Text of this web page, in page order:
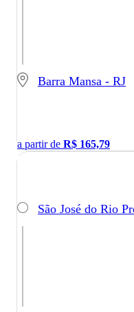
Barra Mansa - RJ
a partir de R$ 165,79
São José do Rio